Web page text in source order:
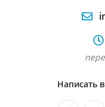
Написать